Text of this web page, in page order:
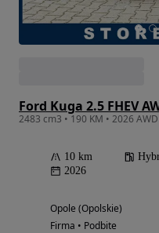
Ford Kuga 2.5 FHEV
10 km
2026
Opole (Opolskie)
Firma • Podbite